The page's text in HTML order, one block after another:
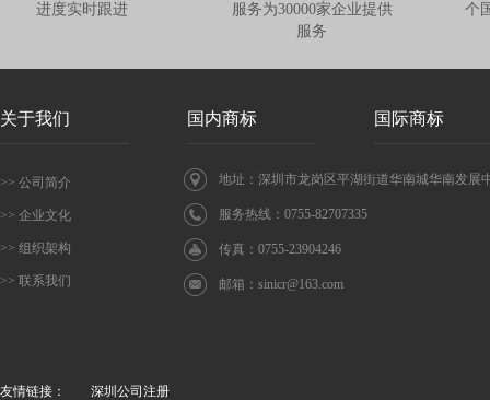
进度实时跟进
服务为30000家企业提供
服务
个
关于我们 国内商标 国际商标
>> 公司简介
>> 企业文化
>> 组织架构
>> 联系我们
地址：深圳市龙岗区平湖街道华南城华南发展
服务热线：0755-82707335
传真：0755-23904246
邮箱： sinicr@163.com
友情链接： 深圳公司注册